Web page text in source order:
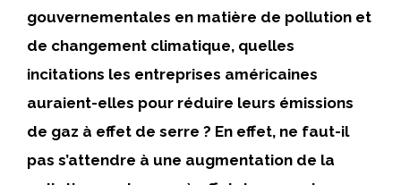
gouvernementales en matière de pollution et
de changement climatique, quelles
incitations les entreprises américaines
auraient-elles pour réduire leurs émissions
de gaz à effet de serre ? En effet, ne faut-il
pas s’attendre à une augmentation de la